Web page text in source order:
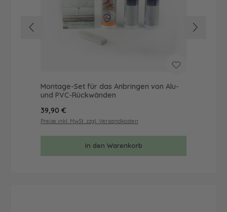
Montage-Set für das Anbringen von Alu-
und PVC-Rückwänden
Regulärer Preis:
39,90 €
Preise inkl. MwSt. zzgl. Versandkosten
In den Warenkorb